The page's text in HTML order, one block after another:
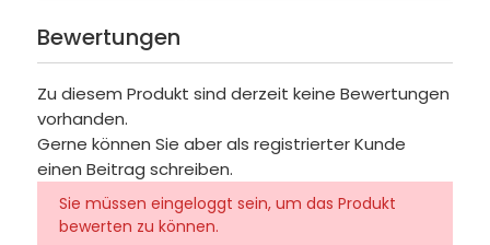
Bewertungen
Zu diesem Produkt sind derzeit keine Bewertungen
vorhanden.
Gerne können Sie aber als registrierter Kunde
einen Beitrag schreiben.
Sie müssen eingeloggt sein, um das Produkt
bewerten zu können.